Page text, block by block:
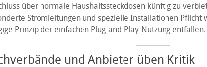
über normale Haushaltssteckdosen künftig zu
Stromleitungen und spezielle Installationen Pflicht
Prinzip der einfachen Plug-and-Play-Nutzung entfallen.
und Anbieter üben Kritik